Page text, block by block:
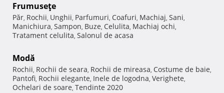
Frumuseţe
Păr, Rochii, Unghii, Parfumuri, Coafuri, Machiaj, Sani,
Manichiura, Sampon, Buze, Celulita, Machiaj ochi,
Tratament celulita, Salonul de acasa
Modă
Rochii, Rochii de seara, Rochii de mireasa, Costume de baie,
Pantofi, Rochii elegante, Inele de logodna, Verighete,
Ochelari de soare, Tendinte 2020